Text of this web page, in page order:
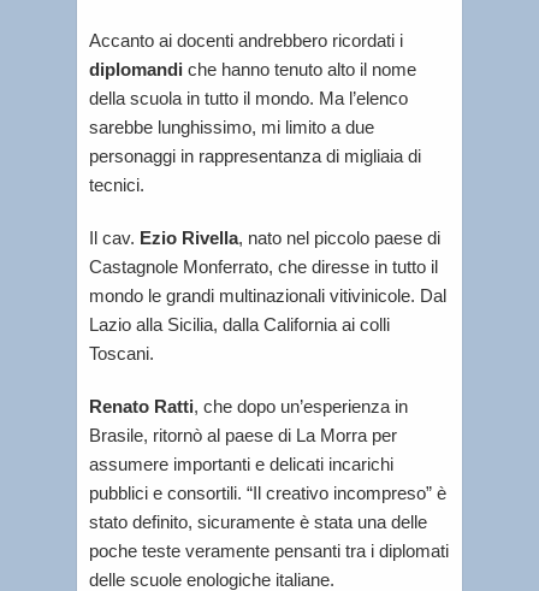
Accanto ai docenti andrebbero ricordati i
diplomandi che hanno tenuto alto il nome
della scuola in tutto il mondo. Ma l’elenco
sarebbe lunghissimo, mi limito a due
personaggi in rappresentanza di migliaia di
tecnici.
Il cav. Ezio Rivella, nato nel piccolo paese di
Castagnole Monferrato, che diresse in tutto il
mondo le grandi multinazionali vitivinicole. Dal
Lazio alla Sicilia, dalla California ai colli
Toscani.
Renato Ratti, che dopo un’esperienza in
Brasile, ritornò al paese di La Morra per
assumere importanti e delicati incarichi
pubblici e consortili. “Il creativo incompreso” è
stato definito, sicuramente è stata una delle
poche teste veramente pensanti tra i diplomati
delle scuole enologiche italiane.